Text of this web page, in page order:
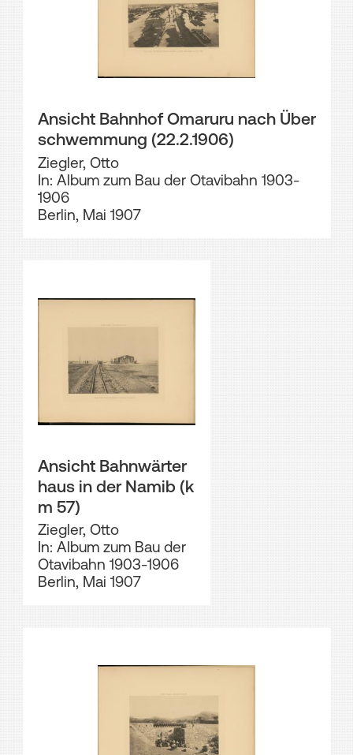
Ansicht Bahnhof Omaruru nach Über
schwemmung (22.2.1906)
Ziegler, Otto
In: Album zum Bau der Otavibahn 1903-
1906
Berlin, Mai 1907
Ansicht Bahnwärter
haus in der Namib (k
m 57)
Ziegler, Otto
In: Album zum Bau der
Otavibahn 1903-1906
Berlin, Mai 1907